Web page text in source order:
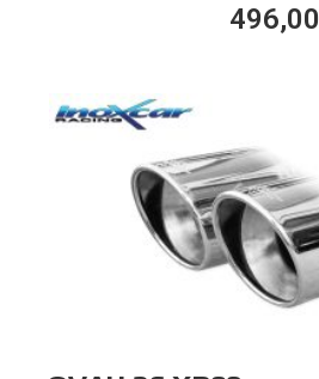
496,00